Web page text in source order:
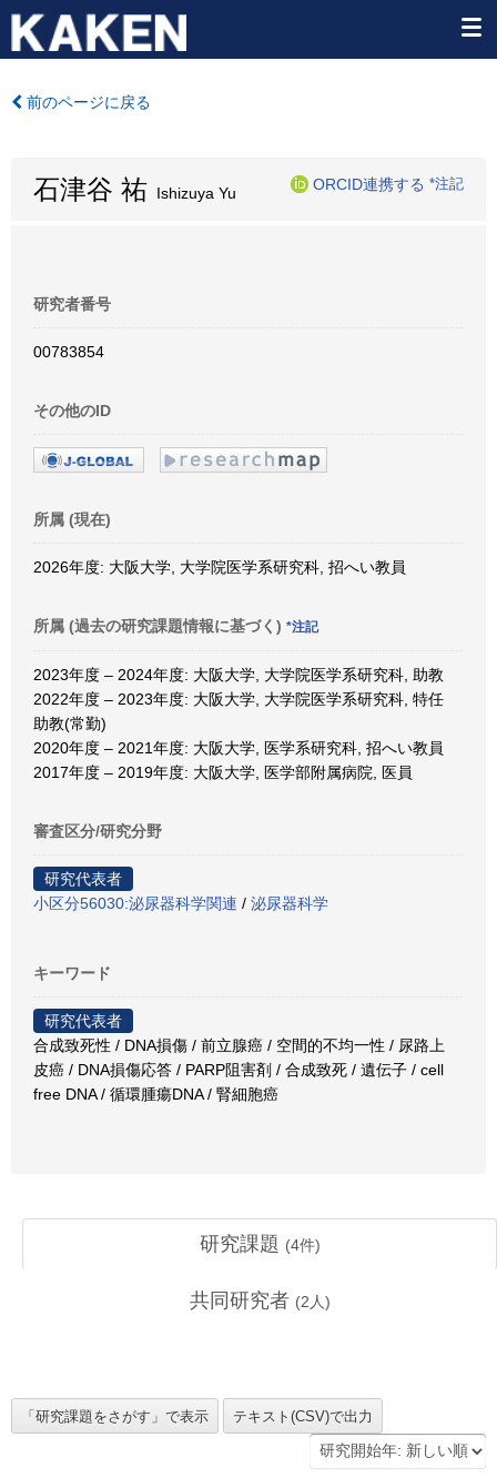
前のページに戻る
石津谷 祐 Ishizuya Yu
ORCID連携する *注記
研究者番号
00783854
その他のID
所属 (現在)
2026年度: 大阪大学, 大学院医学系研究科, 招へい教員
所属 (過去の研究課題情報に基づく) *注記
2023年度 – 2024年度: 大阪大学, 大学院医学系研究科, 助教
2022年度 – 2023年度: 大阪大学, 大学院医学系研究科, 特任
助教(常勤)
2020年度 – 2021年度: 大阪大学, 医学系研究科, 招へい教員
2017年度 – 2019年度: 大阪大学, 医学部附属病院, 医員
審査区分/研究分野
研究代表者
小区分56030:泌尿器科学関連 / 泌尿器科学
キーワード
研究代表者
合成致死性 / DNA損傷 / 前立腺癌 / 空間的不均一性 / 尿路上
皮癌 / DNA損傷応答 / PARP阻害剤 / 合成致死 / 遺伝子 / cell
free DNA / 循環腫瘍DNA / 腎細胞癌
研究課題 (4件)
共同研究者 (2 人)